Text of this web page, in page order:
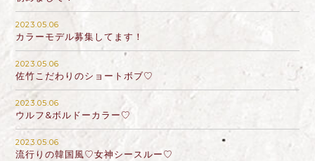
2023.05.06
カラーモデル募集してます！
2023.05.06
佐竹こだわりのショートボブ♡
2023.05.06
ウルフ&ボルドーカラー♡
2023.05.06
流行りの韓国風♡女神シースルー♡